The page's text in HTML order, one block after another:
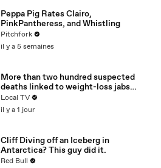
Peppa Pig Rates Clairo,
PinkPantheress, and Whistling
Pitchfork
il y a 5 semaines
More than two hundred suspected
deaths linked to weight-loss jabs
reported to regulator
Local TV
il y a 1 jour
Cliff Diving off an Iceberg in
Antarctica? This guy did it.
Red Bull